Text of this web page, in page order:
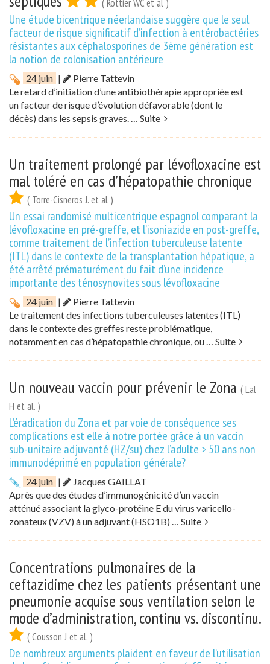
( Rottier WC et al )
Une étude bicentrique néerlandaise suggère que le seul
facteur de risque significatif d’infection à entérobactéries
résistantes aux céphalosporines de 3ème génération est
la notion de colonisation antérieure
24 juin |
Pierre Tattevin
Le retard d’initiation d’une antibiothérapie appropriée est
un facteur de risque d’évolution défavorable (dont le
décès) dans les sepsis graves. … Suite
Un traitement prolongé par lévofloxacine est
mal toléré en cas d’hépatopathie chronique
( Torre-Cisneros J. et al )
Un essai randomisé multicentrique espagnol comparant la
lévofloxacine en pré-greffe, et l’isoniazide en post-greffe,
comme traitement de l’infection tuberculeuse latente
(ITL) dans le contexte de la transplantation hépatique, a
été arrêté prématurément du fait d’une incidence
importante des ténosynovites sous lévofloxacine
24 juin |
Pierre Tattevin
Le traitement des infections tuberculeuses latentes (ITL)
dans le contexte des greffes reste problématique,
notamment en cas d’hépatopathie chronique, ou … Suite
Un nouveau vaccin pour prévenir le Zona ( Lal
H et al. )
L’éradication du Zona et par voie de conséquence ses
complications est elle à notre portée grâce à un vaccin
sub-unitaire adjuvanté (HZ/su) chez l’adulte > 50 ans non
immunodéprimé en population générale?
24 juin |
Jacques GAILLAT
Après que des études d’immunogénicité d’un vaccin
atténué associant la glyco-protéine E du virus varicello-
zonateux (VZV) à un adjuvant (HSO1B) … Suite
Concentrations pulmonaires de la
ceftazidime chez les patients présentant une
pneumonie acquise sous ventilation selon le
mode d’administration, continu vs. discontinu.
( Cousson J et al. )
De nombreux arguments plaident en faveur de l’utilisation